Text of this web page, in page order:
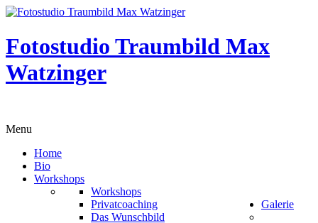
Fotostudio Traumbild Max
Watzinger
- neue Kurse Herbst und Winter 25/
Menu
Home
Bio
Workshops
Workshops
Privatcoaching
Das Wunschbild
Galerie